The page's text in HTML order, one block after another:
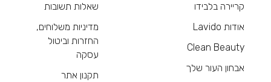
קריירה בלבידו
אודות Lavido
Clean Beauty
אבחון העור שלך
שאלות תשובות
מדיניות משלוחים,
החזרות וביטול
עסקה
תקנון אתר